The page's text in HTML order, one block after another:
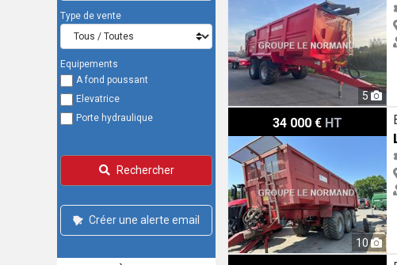
Type de vente
Equipements
A fond poussant
Elevatrice
Porte hydraulique
Rechercher
Créer une alerte email
5
34 000 € HT
10
Le Normand 22T